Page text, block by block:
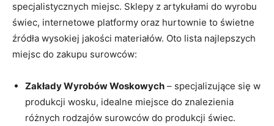
specjalistycznych ⁣miejsc. Sklepy z artykułami do wyrobu
świec, internetowe platformy oraz hurtownie ⁣to świetne
źródła wysokiej jakości materiałów. Oto lista najlepszych​
miejsc do zakupu surowców:
Zakłady Wyrobów‍ Woskowych – specjalizujące się w
produkcji wosku, idealne miejsce do znalezienia
różnych rodzajów surowców do produkcji​ świec.